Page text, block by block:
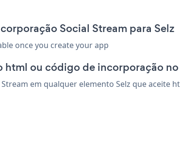
Social Stream para Selz
once you create your app
html ou código de incorporação
em qualquer elemento Selz que aceite